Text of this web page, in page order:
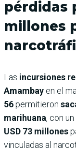
pérdidas
millones
Las incursiones
Amambay en el
56permitieron
marihuana, con
USD 73 millones
vinculadas al